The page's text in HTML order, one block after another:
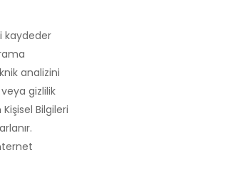
kaydeder
analizini
gizlilik
Bilgileri